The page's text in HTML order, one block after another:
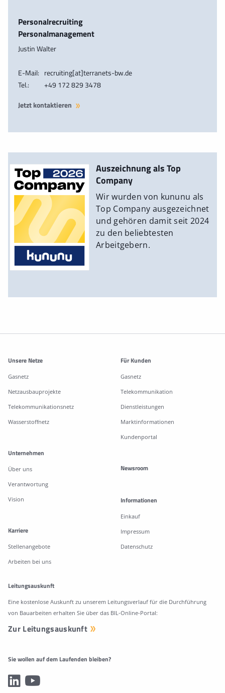
Personalrecruiting
Personalmanagement
Justin Walter
E-Mail: recruiting[at]terranets-bw.de
Tel.:
+49 172 829 3478
Jetzt kontaktieren
Auszeichnung als Top
Company
Wir wurden von kununu als
Top Company ausgezeichnet
und gehören damit seit 2024
zu den beliebtesten
Arbeitgebern.
Weitere Informationen
Unsere Netze
Gasnetz
Netzausbauprojekte
Telekommunikationsnetz
Wasserstoffnetz
Für Kunden
Gasnetz
Telekommunikation
Dienstleistungen
Marktinformationen
Kundenportal
Unternehmen
Über uns
Verantwortung
Vision
Karriere
Stellenangebote
Arbeiten bei uns
Newsroom
Informationen
Einkauf
Impressum
Datenschutz
Leitungsauskunft
Eine kostenlose Auskunft zu unserem Leitungsverlauf für die Durchführung
von Bauarbeiten erhalten Sie über das BIL-Online-Portal:
Zur Leitungsauskunft
Sie wollen auf dem Laufenden bleiben?